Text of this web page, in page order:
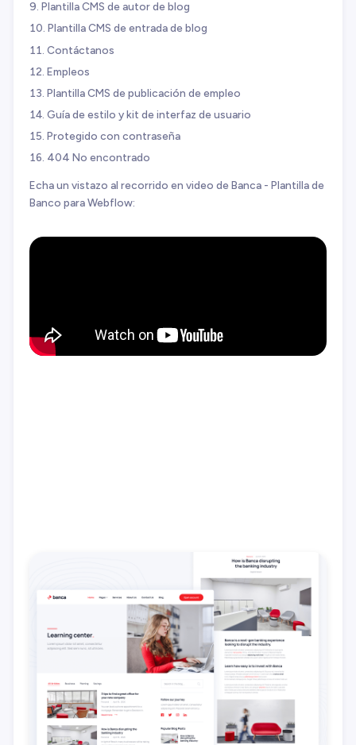
Plantilla CMS de autor de blog
Plantilla CMS de entrada de blog
Contáctanos
Empleos
Plantilla CMS de publicación de empleo
Guía de estilo y kit de interfaz de usuario
Protegido con contraseña
404 No encontrado
Echa un vistazo al recorrido en video de Banca - Plantilla de
Banco para Webflow: